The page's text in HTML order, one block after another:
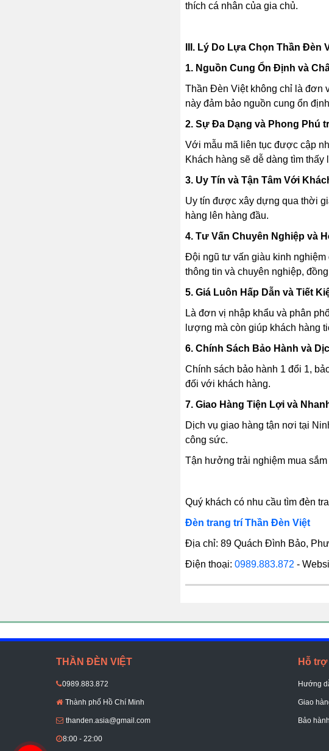
thích cá nhân của gia chủ.
III. Lý Do Lựa Chọn Thần
1. Nguồn Cung Ổn Định và
Thần Đèn Việt không chỉ là đơn
này đảm bảo nguồn cung ổn
2. Sự Đa Dạng và Phong Phú
Với mẫu mã liên tục được cập
Khách hàng sẽ dễ dàng tìm
3. Uy Tín và Tận Tâm Với
Uy tín được xây dựng qua thời
hàng lên hàng đầu.
4. Tư Vấn Chuyên Nghiệp và
Đội ngũ tư vấn giàu kinh nghiệm
thông tin và chuyên nghiệp,
5. Giá Luôn Hấp Dẫn và Tiết
Là đơn vị nhập khẩu và phân
lượng mà còn giúp khách hàng
6. Chính Sách Bảo Hành và
Chính sách bảo hành 1 đổi 1,
đối với khách hàng.
7. Giao Hàng Tiện Lợi và
Dịch vụ giao hàng tận nơi tại
công sức.
Tận hưởng trải nghiệm mua
Quý khách có nhu cầu tìm đèn
Đèn trang trí Thần Đèn Việt
Địa chỉ: 89 Quách Đình Bảo,
Điện thoại: 0989.883.872 -
THẦN ĐÈN VIỆT
0989.883.872
Thành phố Hồ Chí Minh
thanden.asia@gmail.com
8:00 - 22:00
Hỗ
Hướng
Giao
Bảo